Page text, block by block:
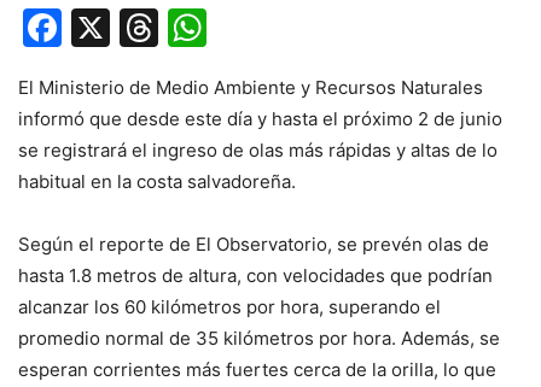
Facebook
X Threads
El Ministerio de Medio Ambiente y Recursos Naturales
informó que desde este día y hasta el próximo 2 de junio
se registrará el ingreso de olas más rápidas y altas de lo
habitual en la costa salvadoreña.
Según el reporte de El Observatorio, se prevén olas de
hasta 1.8 metros de altura, con velocidades que podrían
alcanzar los 60 kilómetros por hora, superando el
promedio normal de 35 kilómetros por hora. Además, se
esperan corrientes más fuertes cerca de la orilla, lo que